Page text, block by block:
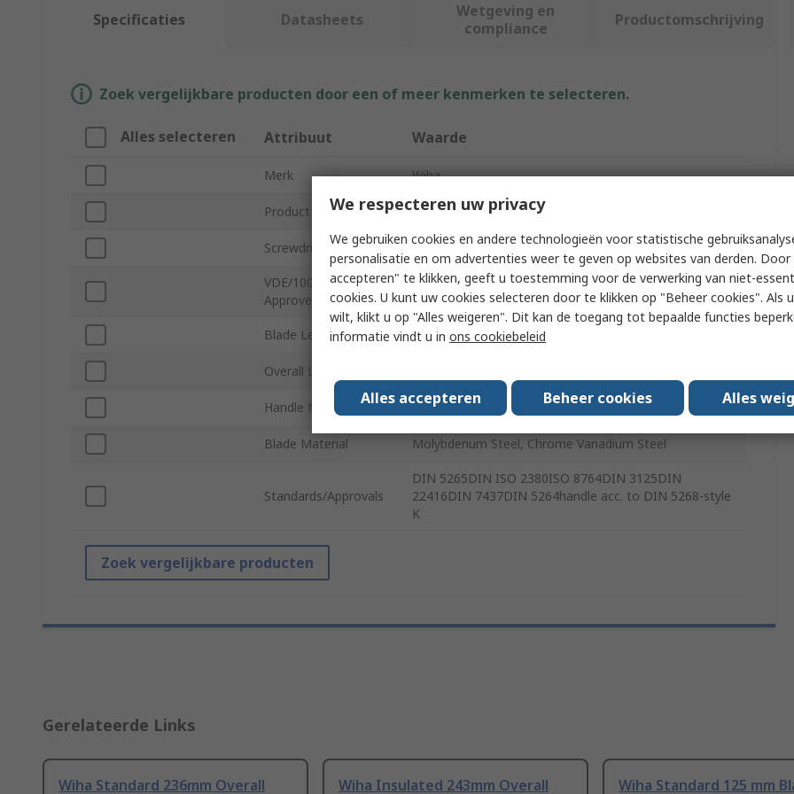
Specificaties Datasheets
Wetgeving en
compliance
Productomschrijving
Zoek vergelijkbare producten door een of meer kenmerken te selecteren.
Alles selecteren Attribuut Waarde
Merk Wiha
Product Type Slotted Screwdriver
Screwdriver Type Standard
VDE/1000V
Approved
Yes
Blade Length 125mm
Overall Length
Handle Material Bi-Material
Blade Material Molybdenum Steel, Chrome Vanadium Steel
Standards/Approvals
DIN 5265DIN ISO 2380ISO 8764DIN 3125DIN
22416DIN 7437DIN 5264handle acc. to DIN 5268-style
K
Zoek vergelijkbare producten
Gerelateerde Links
Wiha Standard 236mm Overall Wiha Insulated 243mm Overall Wiha Standard 125 mm
We respecteren uw privacy
We gebruiken cookies en andere technologieën voor statistische
personalisatie en om advertenties weer te geven op websites van derden. Door
accepteren" te klikken, geeft u toestemming voor de verwerking van niet-
cookies. U kunt uw cookies selecteren door te klikken op "Beheer cookies". Als
wilt, klikt u op "Alles weigeren". Dit kan de toegang tot bepaalde functies
informatie vindt u in ons cookiebeleid
Alles accepteren Beheer cookies Alles